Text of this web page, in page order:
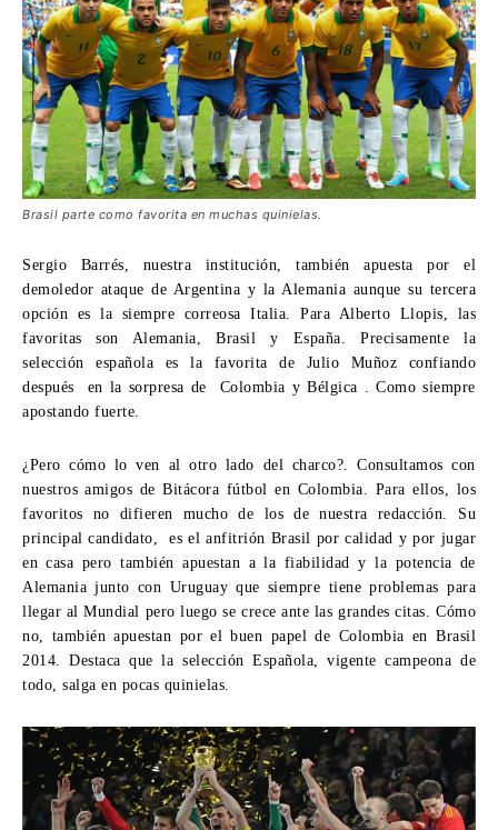
Brasil parte como favorita en muchas quinielas.
Sergio Barrés, nuestra institución, también apuesta por el
demoledor ataque de Argentina y la Alemania aunque su tercera
opción es la siempre correosa Italia. Para Alberto Llopis, las
favoritas son Alemania, Brasil y España. Precisamente la
selección española es la favorita de Julio Muñoz confiando
después en la sorpresa de Colombia y Bélgica . Como siempre
apostando fuerte.
¿Pero cómo lo ven al otro lado del charco?. Consultamos con
nuestros amigos deBitácora fútbol en Colombia. Para ellos, los
favoritos no difieren mucho de los de nuestra redacción. Su
principal candidato, es el anfitrión Brasil por calidad y por jugar
en casa pero también apuestan a la fiabilidad y la potencia de
Alemania junto con Uruguay que siempre tiene problemas para
llegar al Mundial pero luego se crece ante las grandes citas. Cómo
no, también apuestan por el buen papel de Colombia en Brasil
2014. Destaca que la selección Española, vigente campeona de
todo, salga en pocas quinielas.